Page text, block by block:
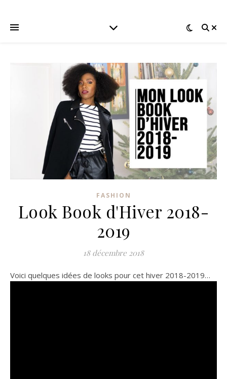
FASHION
Look Book d'Hiver 2018-
2019
18 décembre 2018
Voici quelques idées de looks pour cet hiver 2018-2019…